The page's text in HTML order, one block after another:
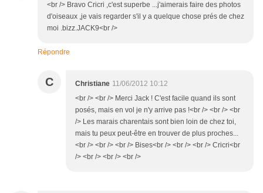
<br /> Bravo Cricri ,c'est superbe ...j'aimerais faire des photos
d'oiseaux ,je vais regarder s'il y a quelque chose prés de chez
moi .bizz.JACK9<br />
Répondre
C Christiane 11/06/2012 10:12
<br /> <br /> Merci Jack ! C'est facile quand ils sont
posés, mais en vol je n'y arrive pas !<br /> <br /> <br
/> Les marais charentais sont bien loin de chez toi,
mais tu peux peut-être en trouver de plus proches...
<br /> <br /> <br /> Bises<br /> <br /> <br /> Cricri<br
/> <br /> <br /> <br />